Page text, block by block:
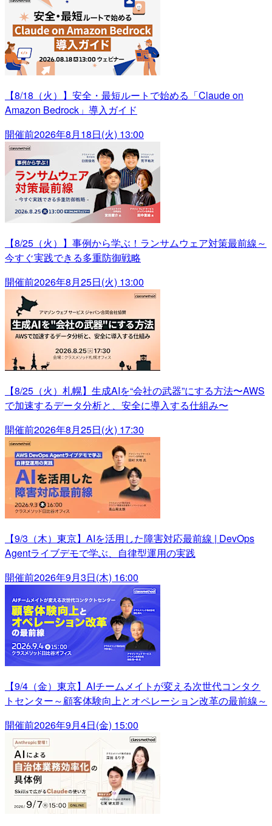
【8/18（火）】安全・最短ルートで始める「Claude on
Amazon Bedrock」導入ガイド
開催前2026年8月18日(火) 13:00
【8/25（火）】事例から学ぶ！ランサムウェア対策最前線～
今すぐ実践できる多重防御戦略
開催前2026年8月25日(火) 13:00
【8/25（火）札幌】生成AIを“会社の武器”にする方法〜AWS
で加速するデータ分析と、安全に導入する仕組み〜
開催前2026年8月25日(火) 17:30
【9/3（木）東京】AIを活用した障害対応最前線 | DevOps
Agentライブデモで学ぶ、自律型運用の実践
開催前2026年9月3日(木) 16:00
【9/4（金）東京】AIチームメイトが変える次世代コンタク
トセンター～顧客体験向上とオペレーション改革の最前線～
開催前2026年9月4日(金) 15:00